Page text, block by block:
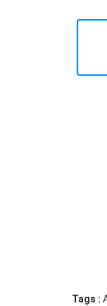
Tags :